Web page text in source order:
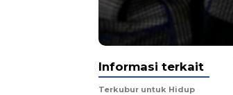
Informasi terkait
Terkubur untuk Hidup